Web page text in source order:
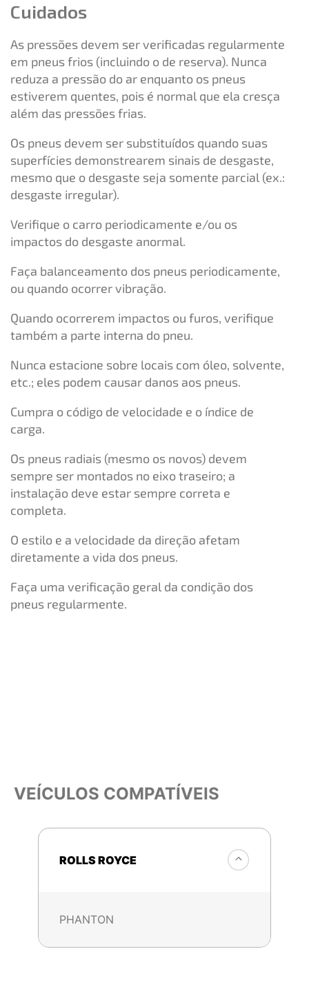
Cuidados
As pressões devem ser verificadas regularmente
em pneus frios (incluindo o de reserva). Nunca
reduza a pressão do ar enquanto os pneus
estiverem quentes, pois é normal que ela cresça
além das pressões frias.
Os pneus devem ser substituídos quando suas
superfícies demonstrearem sinais de desgaste,
mesmo que o desgaste seja somente parcial (ex.:
desgaste irregular).
Verifique o carro periodicamente e/ou os
impactos do desgaste anormal.
Faça balanceamento dos pneus periodicamente,
ou quando ocorrer vibração.
Quando ocorrerem impactos ou furos, verifique
também a parte interna do pneu.
Nunca estacione sobre locais com óleo, solvente,
etc.; eles podem causar danos aos pneus.
Cumpra o código de velocidade e o índice de
carga.
Os pneus radiais (mesmo os novos) devem
sempre ser montados no eixo traseiro; a
instalação deve estar sempre correta e
completa.
O estilo e a velocidade da direção afetam
diretamente a vida dos pneus.
Faça uma verificação geral da condição dos
pneus regularmente.
VEÍCULOS COMPATÍVEIS
ROLLS ROYCE
PHANTON